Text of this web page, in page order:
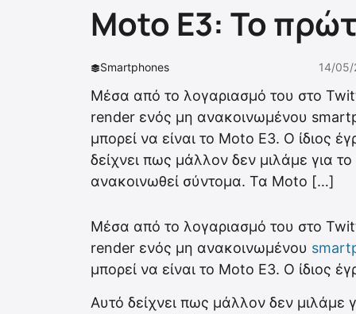
Moto E3: Το
Smartphones 14/05/
Μέσα από το λογαριασμό του στο
render ενός μη ανακοινωμένου
μπορεί να είναι το Moto E3. Ο ίδιος
δείχνει πως μάλλον δεν μιλάμε για
ανακοινωθεί σύντομα. Τα Moto […]
Μέσα από το λογαριασμό του στο
render ενός μη ανακοινωμένου
μπορεί να είναι το Moto E3. Ο ίδιος
Αυτό δείχνει πως μάλλον δεν μιλάμε